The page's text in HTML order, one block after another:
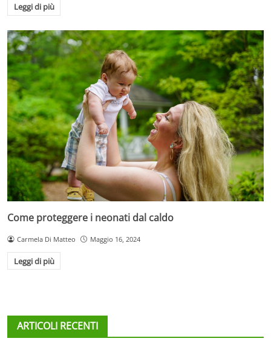
Leggi di più
Come proteggere i neonati dal caldo
Carmela Di Matteo Maggio 16, 2024
Leggi di più
ARTICOLI RECENTI